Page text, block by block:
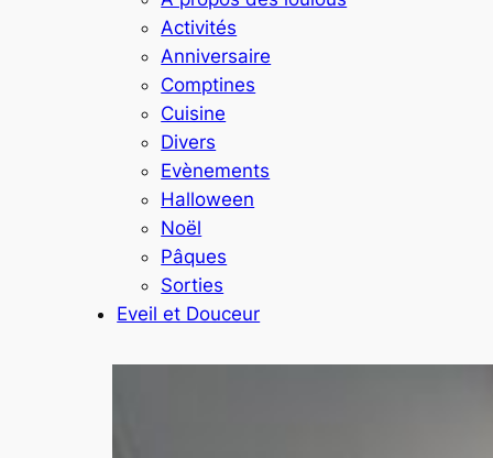
Activités
Anniversaire
Comptines
Cuisine
Divers
Evènements
Halloween
Noël
Pâques
Sorties
Eveil et Douceur